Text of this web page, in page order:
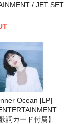
/ JET SET
Ocean [LP]
詞カード付属】